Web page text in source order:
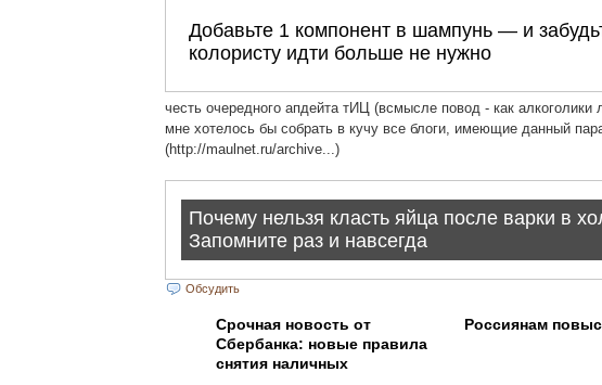
честь очередного апдейта тИЦ (всмысле повод - как
мне хотелось бы собрать в кучу все блоги, имеющие данный
(http://maulnet.ru/archive...)
Обсудить
Срочная новость от
Сбербанка: новые правила
снятия наличных
Россиянам